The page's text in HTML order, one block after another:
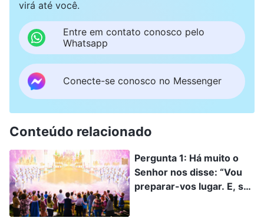
virá até você.
Entre em contato conosco pelo
Whatsapp
Conecte-se conosco no Messenger
Conteúdo relacionado
Pergunta 1: Há muito o
Senhor nos disse: “Vou
preparar-vos lugar. E, se